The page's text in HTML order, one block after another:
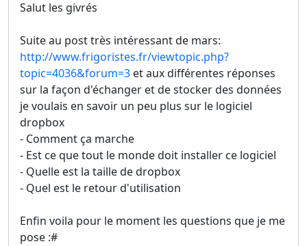
Salut les givrés
Suite au post très intéressant de mars:
http://www.frigoristes.fr/viewtopic.php?
topic=4036&forum=3 et aux différentes réponses
sur la façon d'échanger et de stocker des données
je voulais en savoir un peu plus sur le logiciel
dropbox
- Comment ça marche
- Est ce que tout le monde doit installer ce logiciel
- Quelle est la taille de dropbox
- Quel est le retour d'utilisation
Enfin voila pour le moment les questions que je me
pose :#